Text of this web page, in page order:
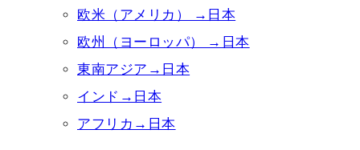
欧米（アメリカ） →日本
欧州（ヨーロッパ） →日本
東南アジア→日本
インド→日本
アフリカ→日本